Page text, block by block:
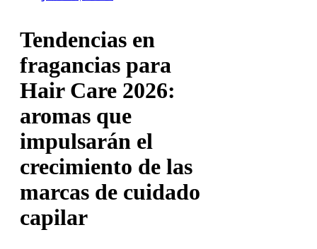
Tendencias en
fragancias para
Hair Care 2026:
aromas que
impulsarán el
crecimiento de las
marcas de cuidado
capilar